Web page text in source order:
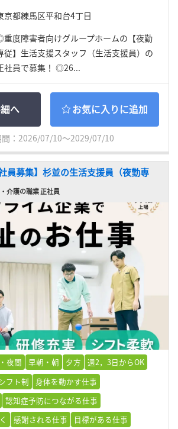
京都練馬区平和台4丁目
度障害者向けグループホームの【夜勤
従】生活支援スタッフ（生活支援員）の
社員で募集！ ◎26...
へ お気に入りに追加
間：2026/07/10～2029/07/10
員募集】杉並の生活支援員（夜勤専
介護の職業 正社員
夜間 早朝・朝 夕方
週2，3日からOK
フト制
身体を動かす仕事
認知症予防につながる仕事
感謝される仕事
目標がある仕事